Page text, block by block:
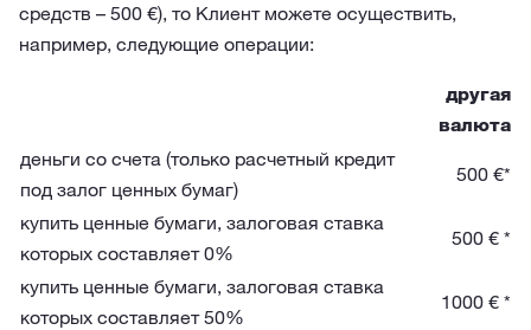
средств – 500 €), то Клиент можете осуществить,
например, следующие операции:
другая
валюта
деньги со счета (только расчетный кредит
под залог ценных бумаг)
500 €*
купить ценные бумаги, залоговая ставка
которых составляет 0%
500 € *
купить ценные бумаги, залоговая ставка
которых составляет 50%
1000 € *